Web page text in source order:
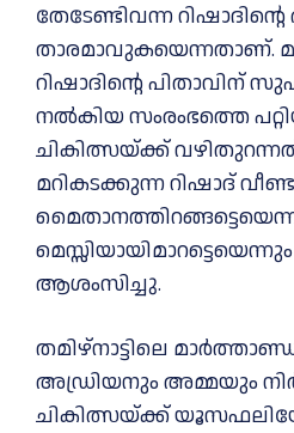
തേടേണ്ടിവന്ന
താരമാവുകയെന്നതാണ്.
റിഷാദിന്റെ
നൽകിയ സംരംഭത്തെ
ചികിത്സയ്ക്ക്
മറികടക്കുന്ന റിഷാദ്
ആശംസിച്ചു.
തമിഴ്‌നാട്ടിലെ
അഡ്രിയനും അമ്മയും
ചികിത്സയ്ക്ക്